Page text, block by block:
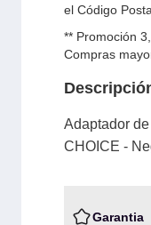
el Código
** Promoción
Compras
Adaptador
CHOICE -
Garantia